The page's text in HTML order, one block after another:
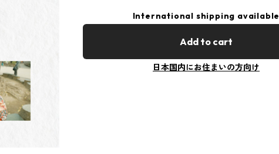
International shipping available
Add to cart
日本国内にお住まいの方向け